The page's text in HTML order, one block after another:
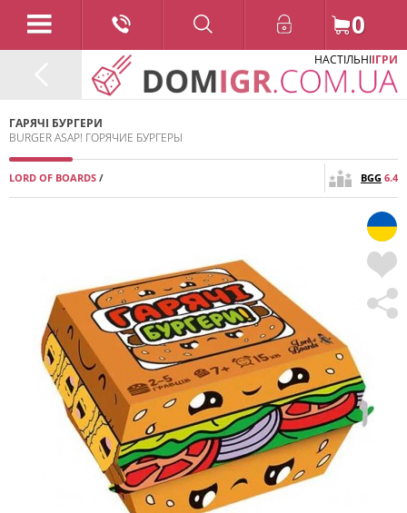
0
НАСТІЛЬНІІГРИ
ГАРЯЧІ БУРГЕРИ
BURGER ASAP! ГОРЯЧИЕ БУРГЕРЫ
LORD OF BOARDS /
2022
BGG 6.4